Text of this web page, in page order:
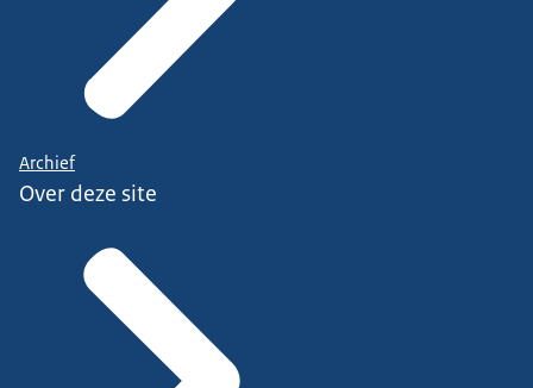
Archief
Over deze site